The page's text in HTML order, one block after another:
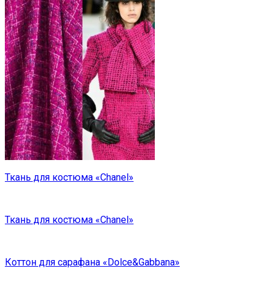
Ткань для костюма «Chanel»
Ткань для костюма «Chanel»
Коттон для сарафана «Dolce&Gabbana»